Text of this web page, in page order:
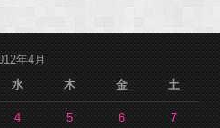
年4月
水 木 金 土
4 5 6 7